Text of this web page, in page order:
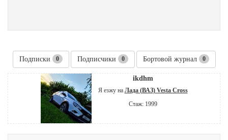
Подписки 0 Подписчики 0 Бортовой журнал 0
ikdhm
Я езжу на Лада (ВАЗ) Vesta Cross
Стаж: 1999